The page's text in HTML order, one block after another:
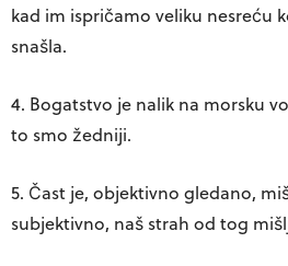
kad im ispričamo veliku nesreću
snašla.
4. Bogatstvo je nalik na morsku
to smo žedniji.
5. Čast je, objektivno gledano,
subjektivno, naš strah od tog